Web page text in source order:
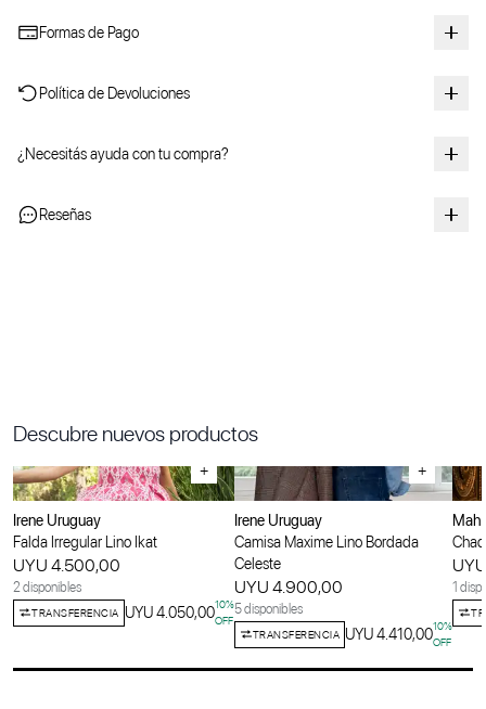
Formas de Pago
Política de Devoluciones
¿Necesitás ayuda con tu compra?
Reseñas
Descubre nuevos productos
+
Irene Uruguay
Falda Irregular Lino Ikat
UYU 4.500,00
2 disponibles
TRANSFERENCIA UYU 4.050,0010%
OFF
+
Irene Uruguay
Camisa Maxime Lino Bordada
Celeste
UYU 4.900,00
5 disponibles
TRANSFERENCIA UYU 4.410,0010%
OFF
1